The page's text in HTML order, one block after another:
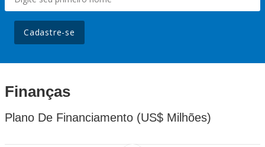
Cadastre-se
Finanças
Plano De Financiamento (US$ Milhões)